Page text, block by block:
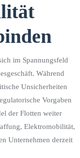
im Spannungsfeld
Während
Unsicherheiten
Vorgaben
der Flotten weiter
Elektromobilität,
Unternehmen derzeit